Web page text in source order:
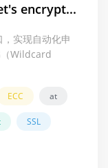
encrypt...
实现自动化申
Wildcard
ECC at
SSL